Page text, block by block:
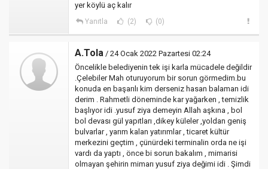
yer köylü aç kalır
Yanıtla (2) (0)
A.Tola / 24 Ocak 2022 Pazartesi 02:24
Öncelikle belediyenin tek işi karla mücadele değildir
.Çelebiler Mah oturuyorum bir sorun görmedim.bu
konuda en başarılı kim derseniz hasan balaman idi
derim . Rahmetli döneminde kar yağarken , temizlik
başlıyor idi .yusuf ziya demeyin Allah aşkına , bol
bol devası gül yapıtları ,dikey küleler ,yoldan geniş
bulvarlar , yarım kalan yatırımlar , ticaret kültür
merkezini geçtim , çünürdeki terminalin orda ne işi
vardı da yaptı , önce bi sorun bakalım , mimarisi
olmayan şehirin mimarı yusuf ziya değimi idi . Şimdi